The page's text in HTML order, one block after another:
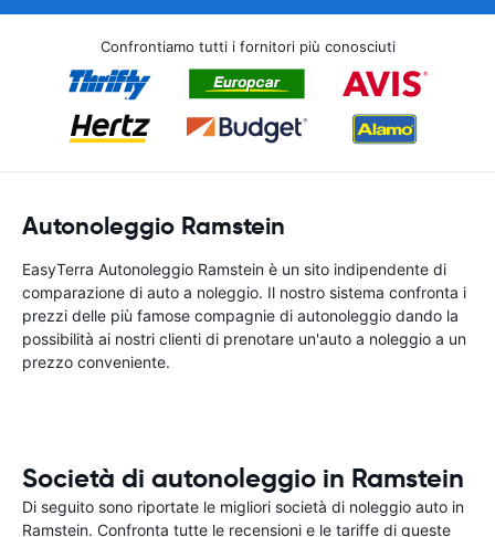
Confrontiamo tutti i fornitori più conosciuti
Autonoleggio Ramstein
EasyTerra Autonoleggio Ramstein è un sito indipendente di
comparazione di auto a noleggio. Il nostro sistema confronta i
prezzi delle più famose compagnie di autonoleggio dando la
possibilità ai nostri clienti di prenotare un'auto a noleggio a un
prezzo conveniente.
Società di autonoleggio in Ramstein
Di seguito sono riportate le migliori società di noleggio auto in
Ramstein. Confronta tutte le recensioni e le tariffe di queste